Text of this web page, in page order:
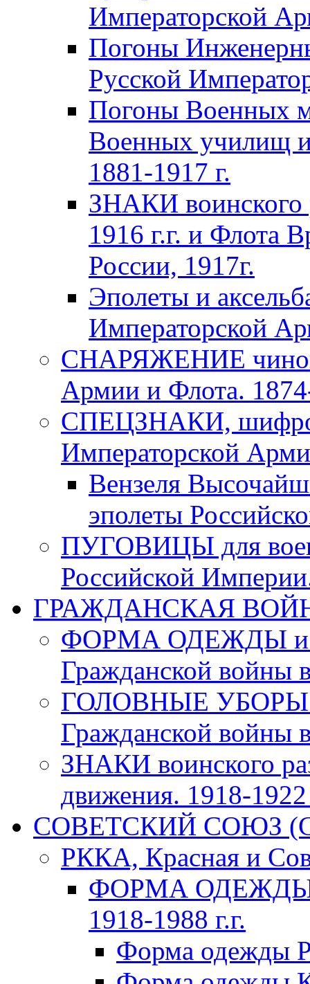
Императорской
Погоны
Русской
Погоны Военных
Военных училищ
1881-1917 г.
ЗНАКИ воинского
1916 г.г. и Флота
России, 1917г.
Эполеты и
Императорской
СНАРЯЖЕНИЕ чинов
Армии и Флота.
СПЕЦЗНАКИ,
Императорской
Вензеля
эполеты
ПУГОВИЦЫ для
Российской
ГРАЖДАНСКАЯ ВОЙНА
ФОРМА ОДЕЖДЫ и
Гражданской войны
ГОЛОВНЫЕ УБОРЫ
Гражданской войны
ЗНАКИ воинского
движения. 1918-1922
СОВЕТСКИЙ СОЮЗ
РККА, Красная и
ФОРМА ОДЕЖДЫ
1918-1988 г.г.
Форма одежды